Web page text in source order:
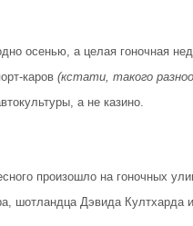
осенью, а целая гоночная
каров (кстати, такого
а не казино.
произошло на гоночных
шотландца Дэвида Култхарда